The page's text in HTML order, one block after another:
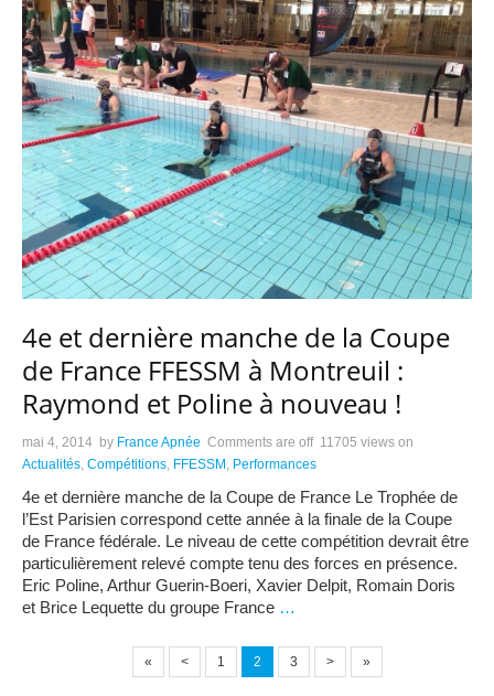
4e et dernière manche de la Coupe
de France FFESSM à Montreuil :
Raymond et Poline à nouveau !
mai 4, 2014 by France Apnée Comments are off 11705 views on
Actualités Compétitions FFESSM Performances
4e et dernière manche de la Coupe de France Le Trophée de
l’Est Parisien correspond cette année à la finale de la Coupe
de France fédérale. Le niveau de cette compétition devrait être
particulièrement relevé compte tenu des forces en présence.
Eric Poline, Arthur Guerin-Boeri, Xavier Delpit, Romain Doris
et Brice Lequette du groupe France …
« < 1 2 3 > »